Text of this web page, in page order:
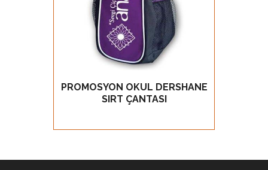
GÖZ AT
PROMOSYON OKUL DERSHANE
SIRT ÇANTASI